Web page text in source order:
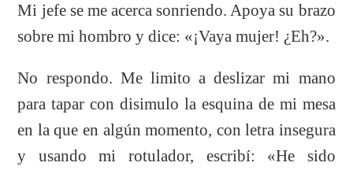
Mi jefe se me acerca sonriendo. Apoya su brazo
sobre mi hombro y dice: «¡Vaya mujer! ¿Eh?».
No respondo. Me limito a deslizar mi mano
para tapar con disimulo la esquina de mi mesa
en la que en algún momento, con letra insegura
y usando mi rotulador, escribí: «He sido